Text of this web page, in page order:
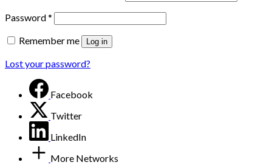
Password*
Remember me
Log in
Lost your password?
Facebook
Twitter
LinkedIn
More Networks